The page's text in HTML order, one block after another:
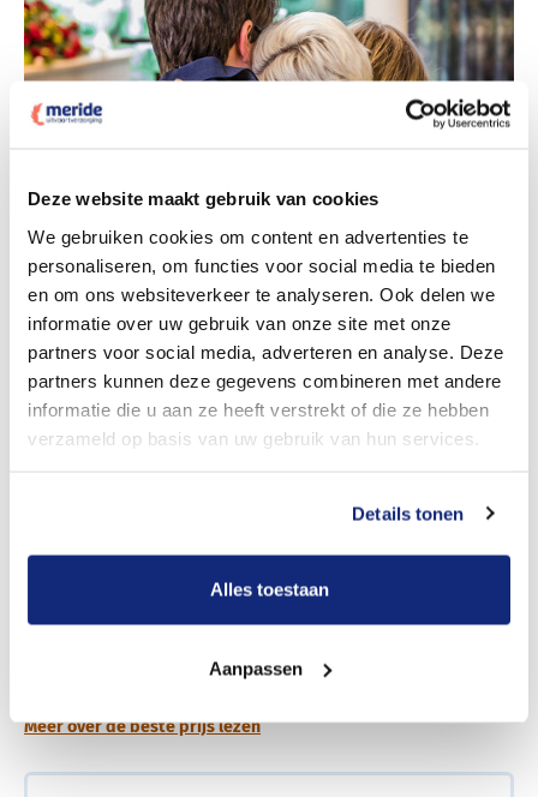
Deze website maakt gebruik van cookies
We gebruiken cookies om content en advertenties te
personaliseren, om functies voor social media te bieden
en om ons websiteverkeer te analyseren. Ook delen we
informatie over uw gebruik van onze site met onze
partners voor social media, adverteren en analyse. Deze
partners kunnen deze gegevens combineren met andere
informatie die u aan ze heeft verstrekt of die ze hebben
verzameld op basis van uw gebruik van hun services.
Details tonen
Alles toestaan
Aanpassen
Dit kost een crematie
Bekijk tarieven voor begrafenis
Meer over de beste prijs lezen